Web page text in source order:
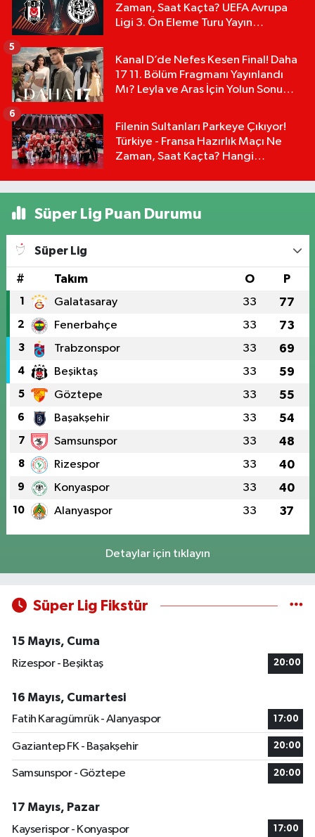
Zaman, Saat Kaçta? UEFA Avrupa
Ligi 3. Ön Eleme Turu Yayın
Kanal D’de Nefes Kesen Final! Daha
17 11. Bölüm Fragmanı Yayınlandı
Mı? Leyla ve Aras İçin Yolun Sonu
5
Filenin Sultanları Parkeye Çıkıyor!
Türkiye - Fransa Hazırlık Maçı Ne
Zaman, Saat Kaçta? Hangi
6
Süper Lig Puan Durumu
Süper Lig
# Takım O P
1 Galatasaray 33 77
2 Fenerbahçe 33 73
3 Trabzonspor 33 69
4 Beşiktaş 33 59
5 Göztepe 33 55
6 Başakşehir 33 54
7 Samsunspor 33 48
8 Rizespor 33 40
9 Konyaspor 33 40
10 Alanyaspor 33 37
Detaylar için tıklayın
Süper Lig Fikstür
15 Mayıs, Cuma
Rizespor - Beşiktaş
20:00
16 Mayıs, Cumartesi
Fatih Karagümrük - Alanyaspor
17:00
Gaziantep FK - Başakşehir 20:00
Samsunspor - Göztepe 20:00
17 Mayıs, Pazar
Kayserispor - Konyaspor
17:00